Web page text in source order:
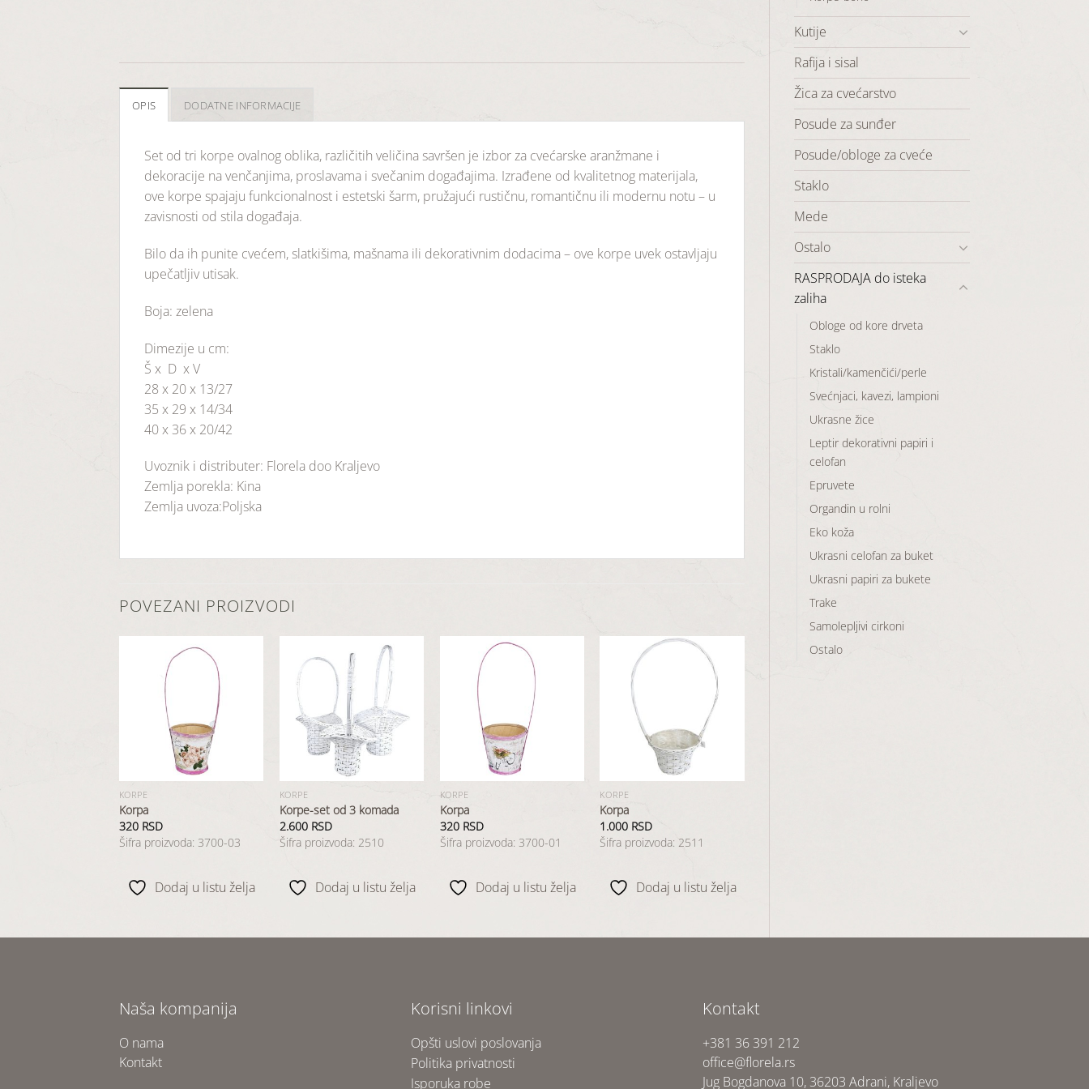
Kutije
Rafija i sisal
Žica za cvećarstvo
Posude za sunđer
Posude/obloge za cveće
Staklo
Mede
Ostalo
RASPRODAJA do isteka
zaliha
Obloge od kore drveta
Staklo
Kristali/kamenčići/perle
Svećnjaci, kavezi, lampioni
Ukrasne žice
Leptir dekorativni papiri i
celofan
Epruvete
Organdin u rolni
Eko koža
Ukrasni celofan za buket
Ukrasni papiri za bukete
Trake
Samolepljivi cirkoni
Ostalo
OPIS DODATNE INFORMACIJE
Set od tri korpe ovalnog oblika, različitih veličina savršen je izbor za cvećarske aranžmane i
dekoracije na venčanjima, proslavama i svečanim događajima. Izrađene od kvalitetnog materijala,
ove korpe spajaju funkcionalnost i estetski šarm, pružajući rustičnu, romantičnu ili modernu notu – u
zavisnosti od stila događaja.
Bilo da ih punite cvećem, slatkišima, mašnama ili dekorativnim dodacima – ove korpe uvek ostavljaju
upečatljiv utisak.
Boja: zelena
Dimezije u cm:
Š x D x V
28 x 20 x 13/27
35 x 29 x 14/34
40 x 36 x 20/42
Uvoznik i distributer: Florela doo Kraljevo
Zemlja porekla: Kina
Zemlja uvoza:Poljska
POVEZANI PROIZVODI
KORPE
Korpa
320 RSD
Šifra proizvoda: 3700-03
Dodaj u listu želja
Dodaj
u
listu
želja
KORPE
Korpe-set od 3 komada
2.600 RSD
Šifra proizvoda: 2510
Dodaj u listu želja
KORPE
Korpa
320 RSD
Šifra proizvoda: 3700-01
Dodaj u listu želja
Dodaj
KORPE
Korpa
1.000 RSD
Šifra proizvoda: 2511
Dodaj u listu želja
Naša kompanija
O nama
Kontakt
Korisni linkovi
Opšti uslovi poslovanja
Politika privatnosti
Isporuka robe
Kontakt
+381 36 391 212
office@florela.rs
Jug Bogdanova 10, 36203 Adrani, Kraljevo